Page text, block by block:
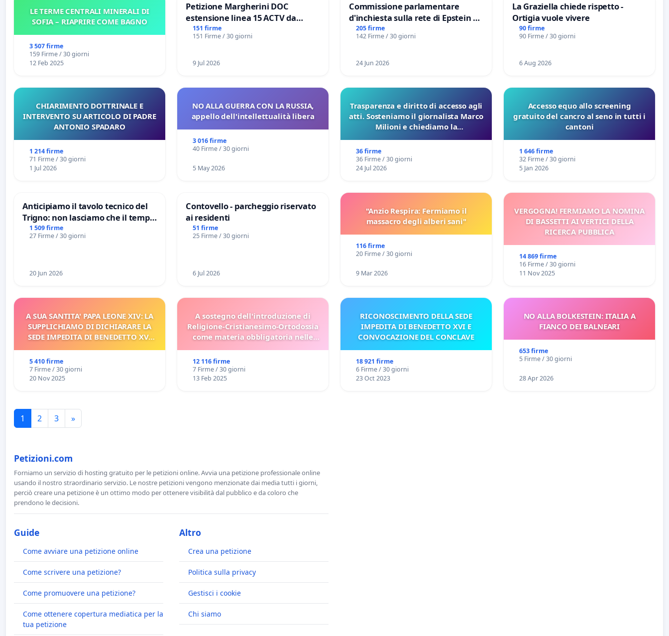
LE TERME CENTRALI MINERALI DI
SOFIA – RIAPRIRE COME BAGNO
3 507 firme
159 Firme / 30 giorni
12 Feb 2025
Petizione Margherini DOC
estensione linea 15 ACTV da
Marghera P.zza S. Antonio
all'aeroporto Marco Polo tariffa a
151 firme
151 Firme / 30 giorni
9 Jul 2026
Commissione parlamentare
d'inchiesta sulla rete di Epstein e
del Mossad: verità sugli Epstein
Files
205 firme
142 Firme / 30 giorni
24 Jun 2026
La Graziella chiede rispetto -
Ortigia vuole vivere
90 firme
90 Firme / 30 giorni
6 Aug 2026
CHIARIMENTO DOTTRINALE E
INTERVENTO SU ARTICOLO DI PADRE
ANTONIO SPADARO
1 214 firme
71 Firme / 30 giorni
1 Jul 2026
NO ALLA GUERRA CON LA RUSSIA,
appello dell'intellettualità libera
3 016 firme
40 Firme / 30 giorni
5 May 2026
Trasparenza e diritto di accesso agli
atti. Sosteniamo il giornalista Marco
Milioni e chiediamo la
sulla Pedemontana Veneta
36 firme
36 Firme / 30 giorni
24 Jul 2026
Accesso equo allo screening
gratuito del cancro al seno in tutti i
cantoni
1 646 firme
32 Firme / 30 giorni
5 Jan 2026
Anticipiamo il tavolo tecnico del
Trigno: non lasciamo che il tempo
rallenti le ricerche di Domenico
Racanati
1 509 firme
27 Firme / 30 giorni
20 Jun 2026
Contovello - parcheggio riservato
ai residenti
51 firme
25 Firme / 30 giorni
6 Jul 2026
"Anzio Respira: Fermiamo il
massacro degli alberi sani"
116 firme
20 Firme / 30 giorni
9 Mar 2026
VERGOGNA! FERMIAMO LA NOMINA
DI BASSETTI AI VERTICI DELLA
RICERCA PUBBLICA
14 869 firme
16 Firme / 30 giorni
11 Nov 2025
A SUA SANTITA' PAPA LEONE XIV: LA
SUPPLICHIAMO DI DICHIARARE LA
SEDE IMPEDITA DI BENEDETTO XVI
5 410 firme
7 Firme / 30 giorni
20 Nov 2025
A sostegno dell'introduzione di
Religione-Cristianesimo-Ortodossia
come materia obbligatoria nelle
12 116 firme
7 Firme / 30 giorni
13 Feb 2025
RICONOSCIMENTO DELLA SEDE
IMPEDITA DI BENEDETTO XVI E
CONVOCAZIONE DEL CONCLAVE
18 921 firme
6 Firme / 30 giorni
23 Oct 2023
NO ALLA BOLKESTEIN: ITALIA A
FIANCO DEI BALNEARI
653 firme
5 Firme / 30 giorni
28 Apr 2026
1 2 3 »
Petizioni.com
Forniamo un servizio di hosting gratuito per le petizioni online. Avvia una petizione professionale online
usando il nostro straordinario servizio. Le nostre petizioni vengono menzionate dai media tutti i giorni,
perciò creare una petizione è un ottimo modo per ottenere visibilità dal pubblico e da coloro che
prendono le decisioni.
Guide
Come avviare una petizione online
Come scrivere una petizione?
Come promuovere una petizione?
Come ottenere copertura mediatica per la
tua petizione
Altro
Crea una petizione
Politica sulla privacy
Gestisci i cookie
Chi siamo